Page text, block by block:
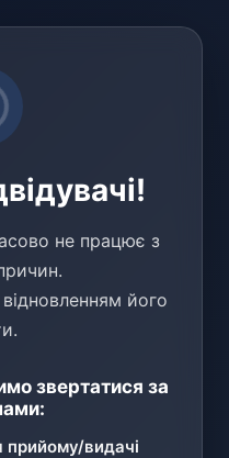
не працює з
його
звертатися за
прийому/видачі